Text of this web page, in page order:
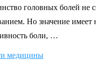
головных болей не
Но значение имеет
боли, …
медицины